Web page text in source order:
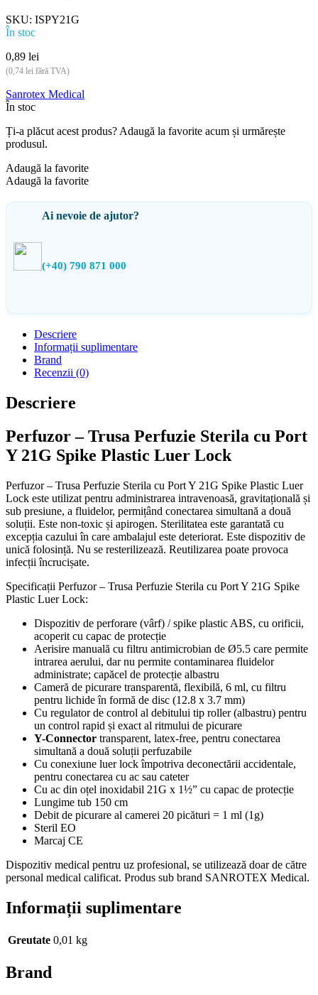
SKU: ISPY21G
În stoc
0,89 lei
(0,74 lei fără TVA)
Sanrotex Medical
În stoc
Ți-a plăcut acest produs? Adaugă la favorite acum și urmărește
produsul.
Adaugă la favorite
Adaugă la favorite
Ai nevoie de ajutor?
(+40) 790 871 000
Descriere
Informații suplimentare
Brand
Recenzii (0)
Descriere
Perfuzor – Trusa Perfuzie Sterila cu Port
Y 21G Spike Plastic Luer Lock
Perfuzor – Trusa Perfuzie Sterila cu Port Y 21G Spike Plastic Luer
Lock este utilizat pentru administrarea intravenoasă, gravitațională și
sub presiune, a fluidelor, permițând conectarea simultană a două
soluții. Este non-toxic și apirogen. Sterilitatea este garantată cu
excepția cazului în care ambalajul este deteriorat. Este dispozitiv de
unică folosință. Nu se resterilizează. Reutilizarea poate provoca
infecții încrucișate.
Specificații Perfuzor – Trusa Perfuzie Sterila cu Port Y 21G Spike
Plastic Luer Lock:
Dispozitiv de perforare (vârf) / spike plastic ABS, cu orificii,
acoperit cu capac de protecție
Aerisire manuală cu filtru antimicrobian de Ø5.5 care permite
intrarea aerului, dar nu permite contaminarea fluidelor
administrate; capăcel de protecție albastru
Cameră de picurare transparentă, flexibilă, 6 ml, cu filtru
pentru lichide în formă de disc (12.8 x 3.7 mm)
Cu regulator de control al debitului tip roller (albastru) pentru
un control rapid și exact al ritmului de picurare
Y-Connector transparent, latex-free, pentru conectarea
simultană a două soluții perfuzabile
Cu conexiune luer lock împotriva deconectării accidentale,
pentru conectarea cu ac sau cateter
Cu ac din oțel inoxidabil 21G x 1½” cu capac de protecție
Lungime tub 150 cm
Debit de picurare al camerei 20 picături = 1 ml (1g)
Steril EO
Marcaj CE
Dispozitiv medical pentru uz profesional, se utilizează doar de către
personal medical calificat. Produs sub brand SANROTEX Medical.
Informații suplimentare
Greutate 0,01 kg
Brand